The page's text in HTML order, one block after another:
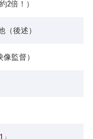
2倍！）
（後述）
像監督）
」